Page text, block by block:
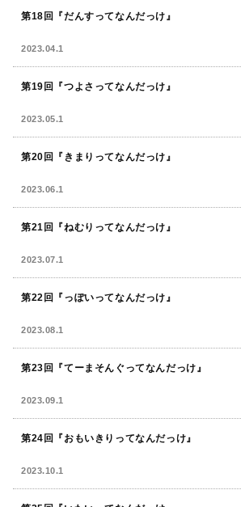
第18回『だんすってなんだっけ』
2023.04.1
第19回『つよさってなんだっけ』
2023.05.1
第20回『きまりってなんだっけ』
2023.06.1
第21回『ねむりってなんだっけ』
2023.07.1
第22回『っぽいってなんだっけ』
2023.08.1
第23回『てーまそんぐってなんだっけ』
2023.09.1
第24回『おもいきりってなんだっけ』
2023.10.1